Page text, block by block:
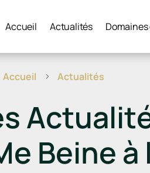
Accueil Actualités
Accueil 5 Actualités
Beine à